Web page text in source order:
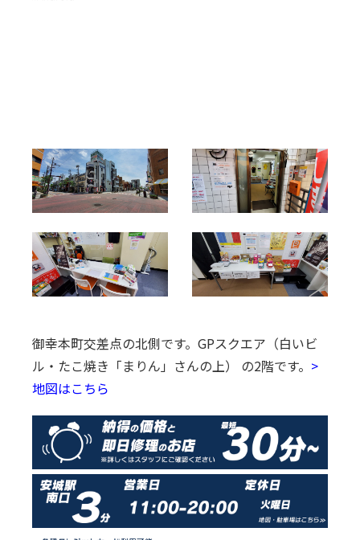
御幸本町交差点の北側です。 GPスクエア（白いビ
ル・たこ焼き「まりん」さんの上） の2階です。 >
地図はこちら